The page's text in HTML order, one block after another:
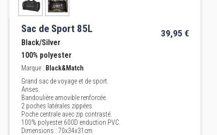
Sac de Sport 85L 39,95 €
Black/Silver
100% polyester
Marque : Black&Match
Grand sac de voyage et de sport.
Anses.
Bandoulière amovible renforcée.
2 poches latérales zippées.
Poche centrale avec zip contrasté.
100% polyester 600D enduction PVC.
Dimensions : 70x34x31cm